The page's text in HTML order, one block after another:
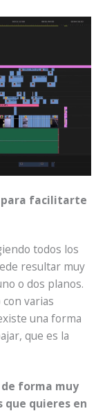
para facilitarte
todos los
resultar muy
o dos planos.
varias
una forma
que es la
forma muy
quieres en